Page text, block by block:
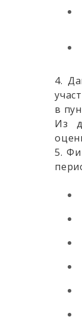
4.
в
Из
5.